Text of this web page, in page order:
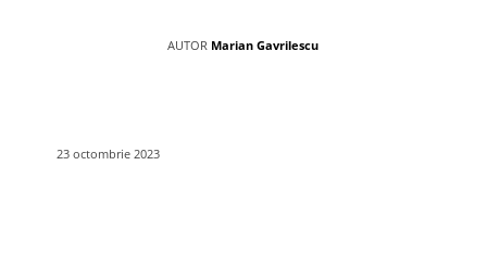
AUTOR Marian Gavrilescu
23 octombrie 2023